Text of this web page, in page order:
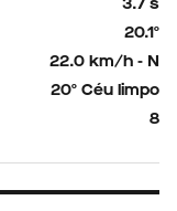
3.7 s
20.1º
22.0 km/h - N
20º Céu limpo
8